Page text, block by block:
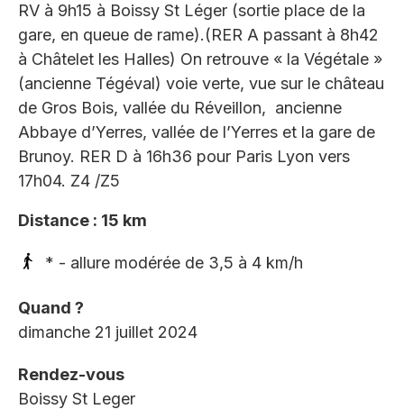
RV à 9h15 à Boissy St Léger (sortie place de la
gare, en queue de rame).(RER A passant à 8h42
à Châtelet les Halles) On retrouve « la Végétale »
(ancienne Tégéval) voie verte, vue sur le château
de Gros Bois, vallée du Réveillon, ancienne
Abbaye d’Yerres, vallée de l’Yerres et la gare de
Brunoy. RER D à 16h36 pour Paris Lyon vers
17h04. Z4 /Z5
Distance : 15 km
* - allure modérée de 3,5 à 4 km/h
Quand ?
dimanche 21 juillet 2024
Rendez-vous
Boissy St Leger